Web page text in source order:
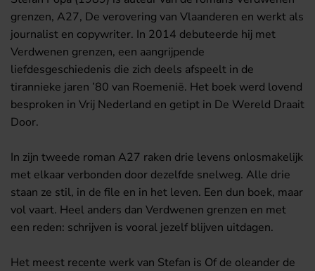
grenzen, A27, De verovering van Vlaanderen en werkt als
journalist en copywriter. In 2014 debuteerde hij met
Verdwenen grenzen, een aangrijpende
liefdesgeschiedenis die zich deels afspeelt in de
tirannieke jaren ’80 van Roemenië. Het boek werd lovend
besproken in Vrij Nederland en getipt in De Wereld Draait
Door.
In zijn tweede roman A27 raken drie levens onlosmakelijk
met elkaar verbonden door dezelfde snelweg. Alle drie
staan ze stil, in de file en in het leven. Een dun boek, maar
vol vaart. Heel anders dan Verdwenen grenzen en met
een reden: schrijven is vooral jezelf blijven uitdagen.
Het meest recente werk van Stefan is Of de oleander de